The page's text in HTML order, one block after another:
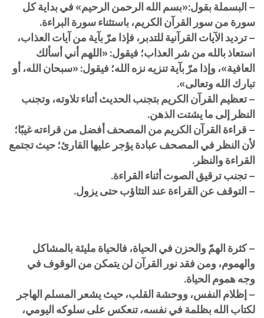
– البسملة بقول:«بسم الله الرحمن الرحيم» في بداية كل
سورة من سور القرآن الكريم، باستثناء سورة البراءة.
– ترديد الآيات القرآنية للتدبر، فإذا مرّ بآية من آيات العذاب،
استعاذ بالله من شر العذاب؛ فيقول: «اللهم أني أسألك
العافية»، وإذا مرّ بآية تنزيه نزه الله؛ فيقول: «سبحان الله، أو
تبارك الله وتعالى».
– تعظيم القرآن الكريم بتجنب الحديث أثناء تلاوته، وتجنب
النظر إلى ما يشتت الذهن.
– قراءة القرآن الكريم من المصحف أفضل من قراءته غيبًا؛
لأن النظر في المصحف عبادة يؤجر عليها القارئ؛ حيث تجتمع
القراءة والنظر.
– تجنب ترقيق الصوت أثناء القراءة.
– التوقف عن القراءة عند التثاؤب حتى يزول.
– كثرة الهمّ والحزن في الحياة، فالحياة مليئة بالمشاكل
والهموم، ومن فقد نور القرآن لن يتمكن من الوقوف في
وجه هموم الحياة.
– إظلام النفس، ووحشة القلب، حيث يشعر المسلم الهاجر
لكتاب الله بظلمة في نفسه، تنعكس على سلوكه اليومي،